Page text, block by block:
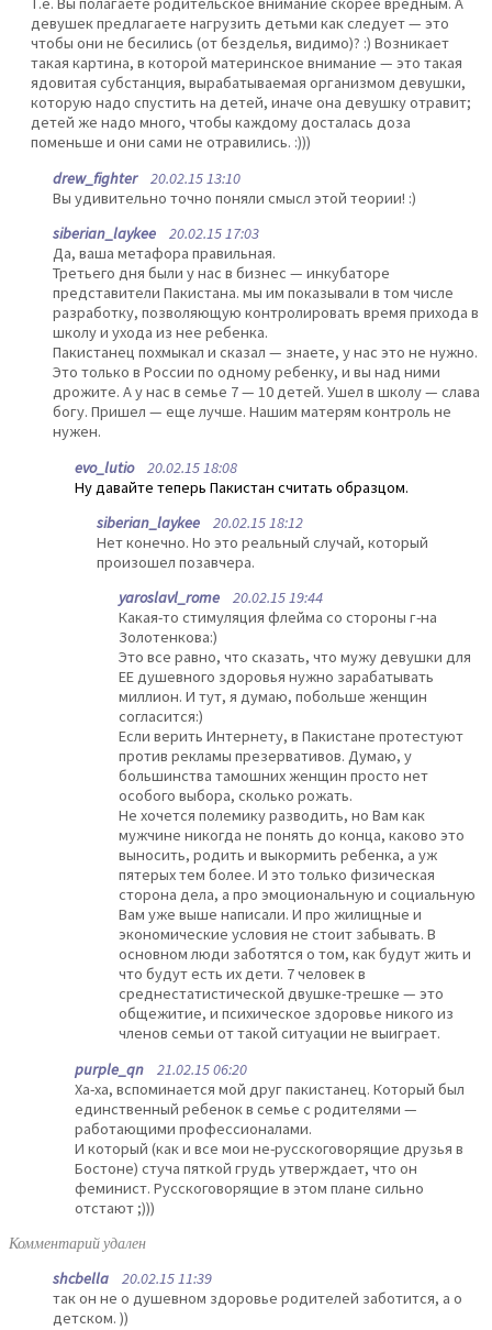
девушек предлагаете нагрузить детьми как следует — это
чтобы они не бесились (от безделья, видимо)? :) Возникает
такая картина, в которой материнское внимание — это такая
ядовитая субстанция, вырабатываемая организмом девушки,
которую надо спустить на детей, иначе она девушку отравит;
детей же надо много, чтобы каждому досталась доза
поменьше и они сами не отравились. :)))
drew_fighter20.02.15 13:10
Вы удивительно точно поняли смысл этой теории! :)
siberian_laykee 20.02.15 17:03
Да, ваша метафора правильная.
Третьего дня были у нас в бизнес — инкубаторе
представители Пакистана. мы им показывали в том числе
разработку, позволяющую контролировать время прихода в
школу и ухода из нее ребенка.
Пакистанец похмыкал и сказал — знаете, у нас это не нужно.
Это только в России по одному ребенку, и вы над ними
дрожите. А у нас в семье 7 — 10 детей. Ушел в школу — слава
богу. Пришел — еще лучше. Нашим матерям контроль не
нужен.
evo_lutio20.02.15 18:08
Ну давайте теперь Пакистан считать образцом.
siberian_laykee 20.02.15 18:12
Нет конечно. Но это реальный случай, который
произошел позавчера.
yaroslavl_rome 20.02.15 19:44
Какая-то стимуляция флейма со стороны г-на
Золотенкова:)
Это все равно, что сказать, что мужу девушки для
ЕЕ душевного здоровья нужно зарабатывать
миллион. И тут, я думаю, побольше женщин
согласится:)
Если верить Интернету, в Пакистане протестуют
против рекламы презервативов. Думаю, у
большинства тамошних женщин просто нет
особого выбора, сколько рожать.
Не хочется полемику разводить, но Вам как
мужчине никогда не понять до конца, каково это
выносить, родить и выкормить ребенка, а уж
пятерых тем более. И это только физическая
сторона дела, а про эмоциональную и социальную
Вам уже выше написали. И про жилищные и
экономические условия не стоит забывать. В
основном люди заботятся о том, как будут жить и
что будут есть их дети. 7 человек в
среднестатистической двушке-трешке — это
общежитие, и психическое здоровье никого из
членов семьи от такой ситуации не выиграет.
purple_qn 21.02.15 06:20
Ха-ха, вспоминается мой друг пакистанец. Который был
единственный ребенок в семье с родителями —
работающими профессионалами.
И который (как и все мои не-русскоговорящие друзья в
Бостоне) стуча пяткой грудь утверждает, что он
феминист. Русскоговорящие в этом плане сильно
отстают ;)))
Комментарий удален
shcbella 20.02.15 11:39
так он не о душевном здоровье родителей заботится, а о
детском. ))